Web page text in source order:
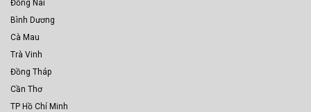
Đồng Nai
Bình Dương
Cà Mau
Trà Vinh
Đồng Tháp
Cần Thơ
TP Hồ Chí Minh